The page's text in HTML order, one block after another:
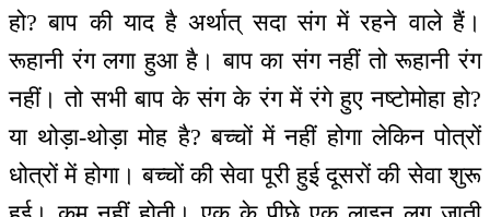
हो? बाप की याद है अर्थात् सदा संग में रहने वाले हैं।
रूहानी रंग लगा हुआ है। बाप का संग नहीं तो रूहानी रंग
नहीं। तो सभी बाप के संग के रंग में रंगे हुए नष्टोमोहा हो?
या थोड़ा-थोड़ा मोह है? बच्चों में नहीं होगा लेकिन पोत्रों
धोत्रों में होगा। बच्चों की सेवा पूरी हुई दूसरों की सेवा शुरू